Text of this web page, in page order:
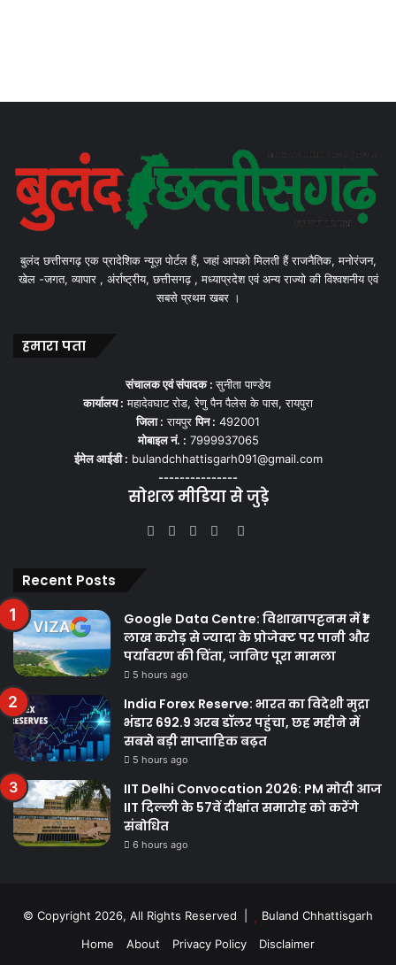
बुलंद छत्तीसगढ़ एक प्रादेशिक न्यूज़ पोर्टल हैं, जहां आपको मिलती हैं राजनैतिक, मनोरंजन,
खेल -जगत, व्यापार , अंर्राष्ट्रीय, छत्तीसगढ़ , मध्याप्रदेश एवं अन्य राज्यो की विश्वशनीय एवं
सबसे प्रथम खबर ।
हमारा पता
संचालक एवं संपादक :सुनीता पाण्डेय
कार्यालय : महादेवघाट रोड, रेणु पैन पैलेस के पास, रायपुरा
जिला : रायपुरपिन : 492001
मोबाइल नं. : 7999937065
ईमेल आईडी : bulandchhattisgarh091@gmail.com
---------------
सोशल मीडिया से जुड़े
Facebook
TwitterYouTubeInstagram
Recent Posts
Google Data Centre: विशाखापट्टनम में ₹1
लाख करोड़ से ज्यादा के प्रोजेक्ट पर पानी और
पर्यावरण की चिंता, जानिए पूरा मामला
5 hours ago
India Forex Reserve: भारत का विदेशी मुद्रा
भंडार 692.9 अरब डॉलर पहुंचा, छह महीने में
सबसे बड़ी साप्ताहिक बढ़त
5 hours ago
IIT Delhi Convocation 2026: PM मोदी आज
IIT दिल्ली के 57वें दीक्षांत समारोह को करेंगे
संबोधित
6 hours ago
© Copyright 2026, All Rights Reserved |
Buland Chhattisgarh
Home
About Privacy Policy Disclaimer